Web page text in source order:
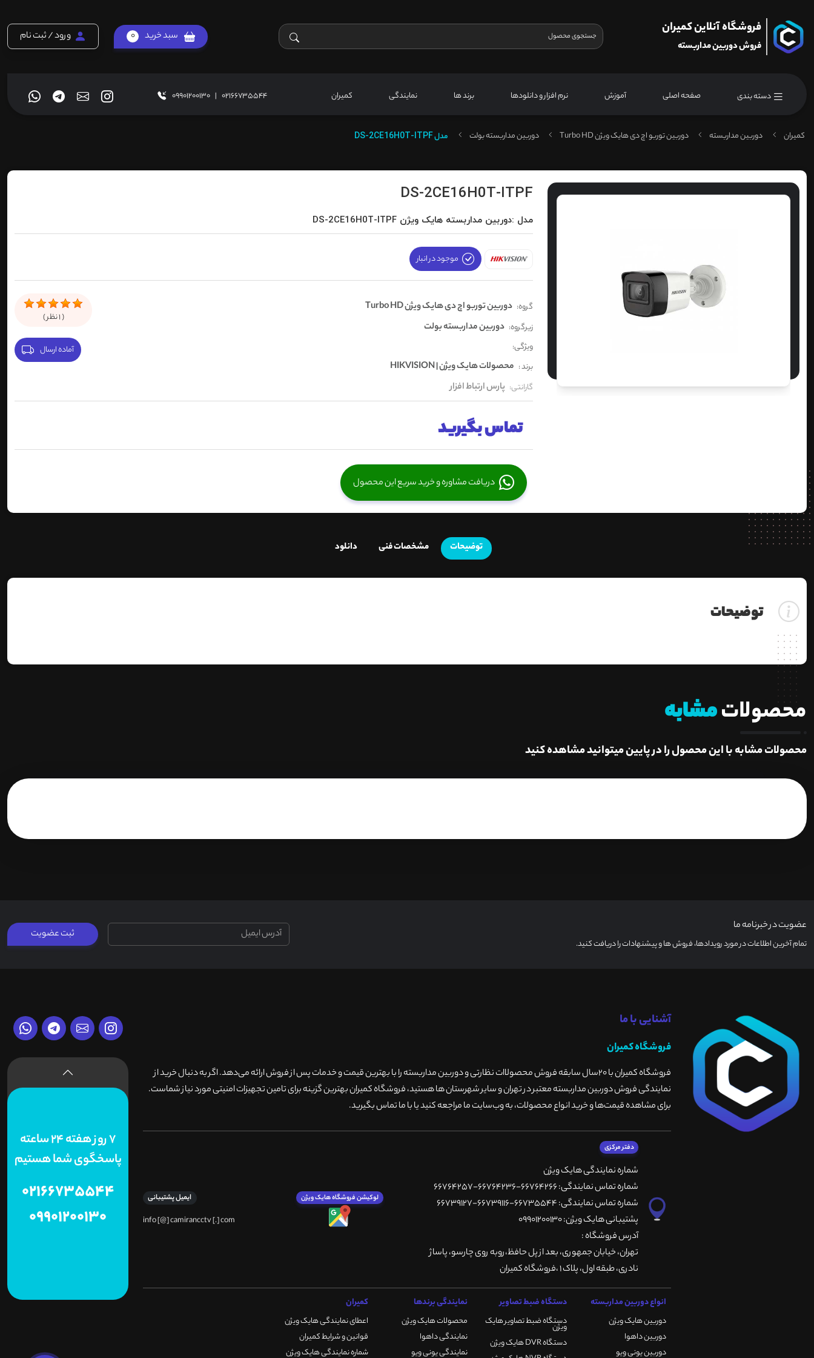
فروشگاه آنلاین کمیران
فروش دوربین مداربسته
سبد خرید 0 ورود / ثبت نام
دسته بندی صفحه اصلی آموزش نرم افزار و دانلودها برند ها نمایندگی کمیران 02166735544
|
09901200130
کمیران دوربین مداربسته دوربین توربو اچ دی هایک ویژن Turbo HD دوربین مداربسته بولت مدلDS-2CE16H0T-ITPF
DS-2CE16H0T-ITPF
مدل :دوربین مداربسته هایک ویژن DS-2CE16H0T-ITPF
موجود در انبار
گروه: دوربین توربو اچ دی هایک ویژن Turbo HD
زیرگروه: دوربین مداربسته بولت
ویژگی:
برند : محصولات هایک ویژن | HIKVISION
گارانتی: پارس ارتباط افزار
(
1نظر )
آماده ارسال
تماس بگیرید
دریافت مشاوره و خرید سریع این محصول
توضیحات مشخصات فنی دانلود
توضیحات
محصولاتمشابه
محصولات مشابه با این محصول را در پایین میتوانید مشاهده کنید
عضویت در خبرنامه ما
تمام آخرین اطلاعات در مورد رویدادها، فروش ها و پیشنهادات را دریافت کنید.
ثبت عضویت
آشنایی با ما
فروشگاه کمیران
فروشگاه کمیران با ۲۰سال سابقه فروش محصولاات نظارتی و دوربین مداربسته را با بهترین قیمت و خدمات پس از فروش ارائه می‌دهد. اگر به دنبال خرید از
نمایندگی فروش دوربین مداربسته معتبر در تهران و سایر شهرستان ها هستید، فروشگاه کمیران بهترین گزینه برای تامین تجهیزات امنیتی مورد نیاز شماست.
برای مشاهده قیمت‌ها و خرید انواع محصولات، به وب‌سایت ما مراجعه کنید یا با ما تماس بگیرید.
دفتر مرکزی
شماره نمایندگی هایک ویژن
شماره تماس نمایندگی: 66764266-66764236-66764257
شماره تماس نمایندگی: 66735544-66739116-66739127
پشتیبانی هایک ویژن: 09901200130
آدرس فروشگاه :
تهران، خيابان جمهوری، بعد از پل حافظ،روبه روی چارسو، پاساژ
نادری، طبقه اول، پلاک 1 ،فروشگاه کمیران
لوکیشن فروشگاه هایک ویژن ایمیل پشتیبانی
info [@] camirancctv [.] com
انواع دوربین مداربسته
دوربین هایک ویژن
دوربین داهوا
دوربین یونی ویو
دستگاه ضبط تصاویر
دستگاه ضبط تصاویر هایک
ویژن
دستگاه DVR هایک ویژن
نمایندگی برندها
محصولات هایک ویژن
نمایندگی داهوا
نمایندگی یونی ویو
کمیران
اعطای نمایندگی هایک ویژن
قوانین و شرایط کمیران
شماره نمایندگی هایک ویژن
7 روز هفته 24 ساعته
پاسخگوی شما هستیم
02166735544
09901200130